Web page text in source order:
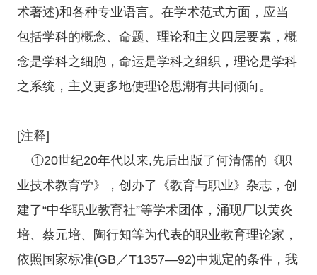
术著述)和各种专业语言。在学术范式方面，应当
包括学科的概念、命题、理论和主义四层要素，概
念是学科之细胞，命运是学科之组织，理论是学科
之系统，主义更多地使理论思潮有共同倾向。
[注释]
①20世纪20年代以来,先后出版了何清儒的《职
业技术教育学》，创办了《教育与职业》杂志，创
建了“中华职业教育社”等学术团体，涌现厂以黄炎
培、蔡元培、陶行知等为代表的职业教育理论家，
依照国家标准(GB／T1357—92)中规定的条件，我